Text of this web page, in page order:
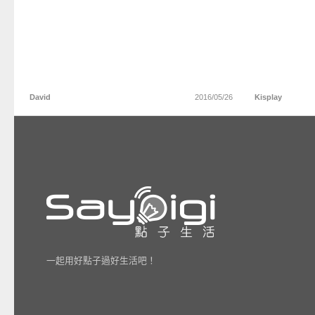
David 2016/05/26 Kisplay
一起用好點子過好生活吧！